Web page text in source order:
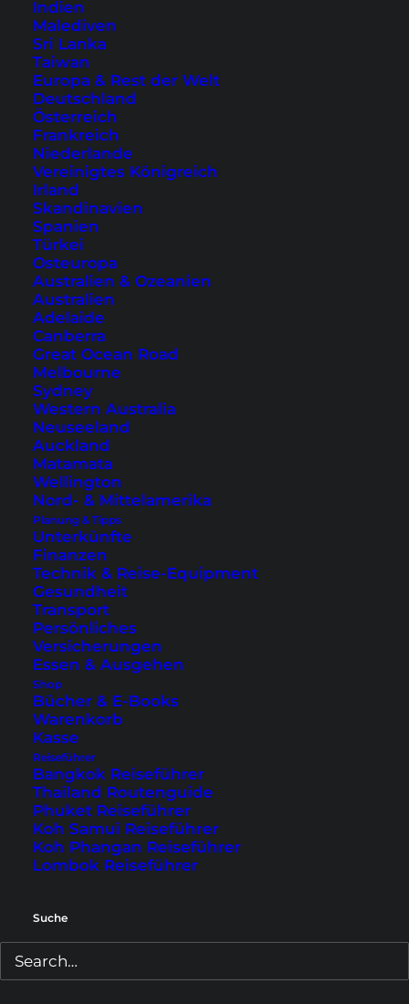
Indien
Malediven
Sri Lanka
Taiwan
Europa & Rest der Welt
Deutschland
Österreich
Frankreich
Niederlande
Vereinigtes Königreich
Irland
Skandinavien
Spanien
Türkei
Osteuropa
Australien & Ozeanien
Australien
Adelaide
Canberra
Great Ocean Road
Melbourne
Sydney
Western Australia
Neuseeland
Auckland
Matamata
Wellington
Nord- & Mittelamerika
Planung & Tipps
Unterkünfte
Finanzen
Technik & Reise-Equipment
Gesundheit
Transport
Persönliches
Versicherungen
Essen & Ausgehen
Shop
Bücher & E-Books
Warenkorb
Kasse
Reiseführer
Bangkok Reiseführer
Thailand Routenguide
Phuket Reiseführer
Koh Samui Reiseführer
Koh Phangan Reiseführer
Lombok Reiseführer
Suche
Hotels Routen und Tickets
Weitere Hotelempfehlungen für Ho Chi Minh
City:
Highlight:
Distrikt 1: Anpha Boutique Hotel
Distrikt 1:
Distrikt 3:
Warst du schon in Ho Chi Minh City
und was hältst du von der Stadt? Wie
hat dir unser Video gefallen? Wir
freuen uns auf dein Feedback!
Dir hat dieser Artikel gefallen und
weitergeholfen? Trage dich hier ein,
um regelmäßig unsere besten
Reisetipps direkt ins Postfach zu
bekommen!
Bin dabei!
Wir hüten deine Daten wie unsere Reisepässe! Wir
Natürlich kostenlos! Du kannst dich jederzeit wieder
austragen.Datenschutzerklärung